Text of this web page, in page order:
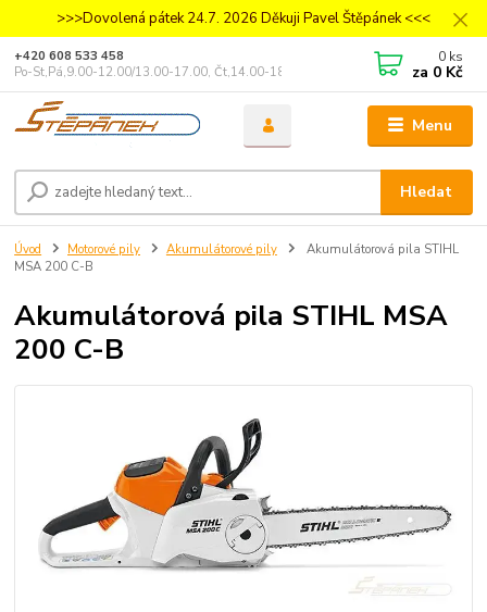
>>>Dovolená pátek 24.7. 2026 Děkuji Pavel Štěpánek <<<
Menu
Hledat
+420 608 533 458
Po-St,Pá,9.00-12.00/13.00-17.00, Čt,14.00-18.00
0 ks
za 0 Kč
Úvod Motorové pily Akumulátorové pily
Akumulátorová pila STIHL
MSA 200 C-B
Akumulátorová pila STIHL MSA
200 C-B